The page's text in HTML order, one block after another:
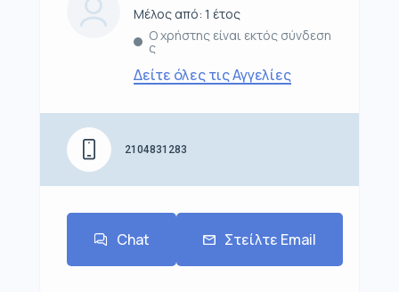
Μέλος από: 1 έτος
Ο χρήστης είναι εκτός σύνδεση
ς
Δείτε όλες τις Αγγελίες
2104831283
Chat Στείλτε Email